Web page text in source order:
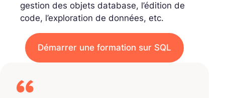
gestion des objets database, l’édition de
code, l’exploration de données, etc.
Démarrer une formation sur SQL